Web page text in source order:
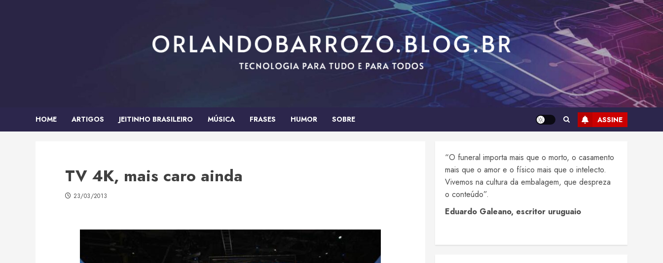
HOME ARTIGOS JEITINHO BRASILEIRO MÚSICA FRASES HUMOR SOBRE ASSINE
TV 4K, mais caro ainda
23/03/2013
“O funeral importa mais que o morto, o casamento
mais que o amor e o físico mais que o intelecto.
Vivemos na cultura da embalagem, que despreza
o conteúdo”.
Eduardo Galeano, escritor uruguaio